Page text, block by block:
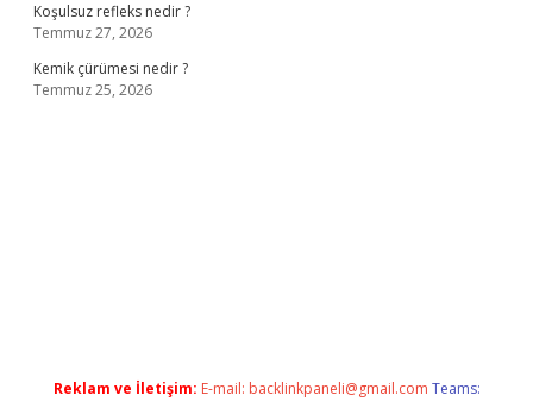
Koşulsuz refleks nedir ?
Temmuz 27, 2026
Kemik çürümesi nedir ?
Temmuz 25, 2026
Reklam ve İletişim: E-mail: backlinkpaneli@gmail.com Teams: